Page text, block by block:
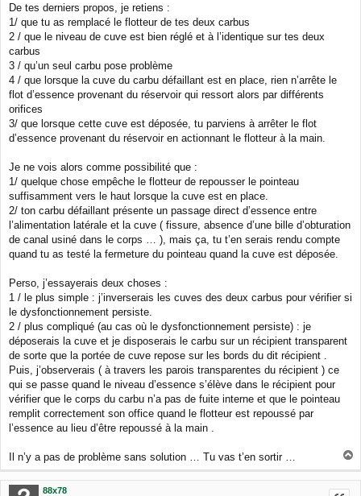
a
g
e
De tes derniers propos, je retiens :
1/ que tu as remplacé le flotteur de tes deux carbus
2 / que le niveau de cuve est bien réglé et à l’identique sur tes deux
carbus
3 / qu’un seul carbu pose problème
4 / que lorsque la cuve du carbu défaillant est en place, rien n’arrête le
flot d’essence provenant du réservoir qui ressort alors par différents
orifices
3/ que lorsque cette cuve est déposée, tu parviens à arrêter le flot
d’essence provenant du réservoir en actionnant le flotteur à la main.
Je ne vois alors comme possibilité que :
1/ quelque chose empêche le flotteur de repousser le pointeau
suffisamment vers le haut lorsque la cuve est en place.
2/ ton carbu défaillant présente un passage direct d’essence entre
l’alimentation latérale et la cuve ( fissure, absence d’une bille d’obturation
de canal usiné dans le corps … ), mais ça, tu t’en serais rendu compte
quand tu as testé la fermeture du pointeau quand la cuve est déposée.
Perso, j’essayerais deux choses :
1 / le plus simple : j’inverserais les cuves des deux carbus pour vérifier si
le dysfonctionnement persiste.
2 / plus compliqué (au cas où le dysfonctionnement persiste) : je
déposerais la cuve et je disposerais le carbu sur un récipient transparent
de sorte que la portée de cuve repose sur les bords du dit récipient .
Puis, j’observerais ( à travers les parois transparentes du récipient ) ce
qui se passe quand le niveau d’essence s’élève dans le récipient pour
vérifier que le corps du carbu n’a pas de fuite interne et que le pointeau
remplit correctement son office quand le flotteur est repoussé par
l’essence au lieu d’être repoussé à la main .
Il n’y a pas de problème sans solution … Tu vas t’en sortir …
a
u
88x78